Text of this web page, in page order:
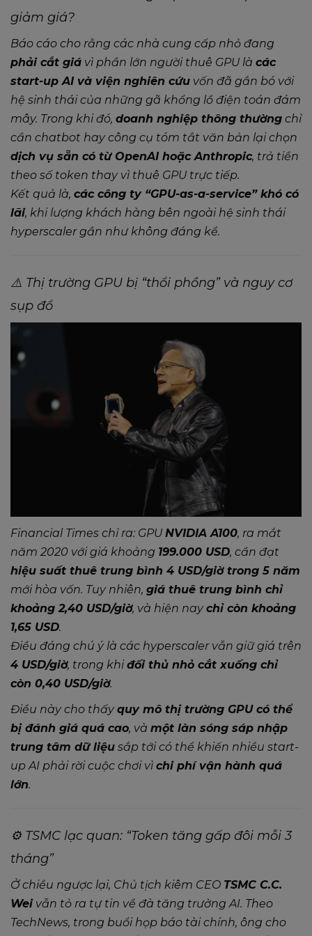
giảm giá?
Báo cáo cho rằng các nhà cung cấp nhỏ đang
phải cắt giá vì phần lớn người thuê GPU là các
start-up AI và viện nghiên cứu vốn đã gắn bó với
hệ sinh thái của những gã khổng lồ điện toán đám
mây. Trong khi đó, doanh nghiệp thông thường chỉ
cần chatbot hay công cụ tóm tắt văn bản lại chọn
dịch vụ sẵn có từ OpenAI hoặc Anthropic, trả tiền
theo số token thay vì thuê GPU trực tiếp.
Kết quả là, các công ty “GPU-as-a-service” khó có
lãi, khi lượng khách hàng bên ngoài hệ sinh thái
hyperscaler gần như không đáng kể.
⚠️ Thị trường GPU bị “thổi phồng” và nguy cơ
sụp đổ
Financial Times chỉ ra: GPU NVIDIA A100, ra mắt
năm 2020 với giá khoảng 199.000 USD, cần đạt
hiệu suất thuê trung bình 4 USD/giờ trong 5 năm
mới hòa vốn. Tuy nhiên, giá thuê trung bình chỉ
khoảng 2,40 USD/giờ, và hiện naychỉ còn khoảng
1,65 USD.
Điều đáng chú ý là các hyperscaler vẫn giữ giá trên
4 USD/giờ, trong khiđối thủ nhỏ cắt xuống chỉ
còn 0,40 USD/giờ.
Điều này cho thấyquy mô thị trường GPU có thể
bị đánh giá quá cao, và một làn sóng sáp nhập
trung tâm dữ liệu sắp tới có thể khiến nhiều start-
up AI phải rời cuộc chơi vì chi phí vận hành quá
lớn.
⚙️ TSMC lạc quan: “Token tăng gấp đôi mỗi 3
tháng”
Ở chiều ngược lại, Chủ tịch kiêm CEO TSMC C.C.
Weivẫn tỏ ra tự tin về đà tăng trưởng AI. Theo
TechNews, trong buổi họp báo tài chính, ông cho